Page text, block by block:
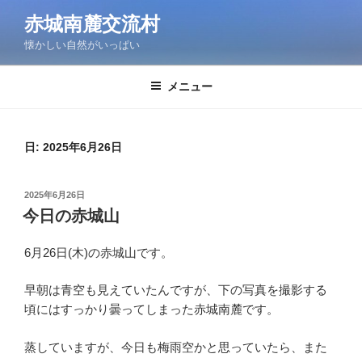
ン
赤城南麓交流村
懐かしい自然がいっぱい
メニュー
日: 2025年6月26日
投
稿
日:
2025年6月26日
今日の赤城山
6月26日(木)の赤城山です。
早朝は青空も見えていたんですが、下の写真を撮影する
頃にはすっかり曇ってしまった赤城南麓です。
蒸していますが、今日も梅雨空かと思っていたら、また